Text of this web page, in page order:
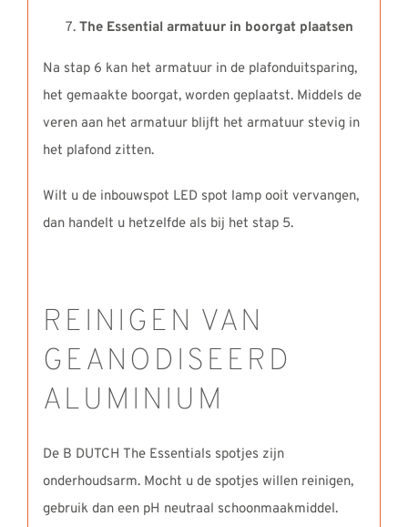
The Essential armatuur in boorgat plaatsen
Na stap 6 kan het armatuur in de plafonduitsparing,
het gemaakte boorgat, worden geplaatst. Middels de
veren aan het armatuur blijft het armatuur stevig in
het plafond zitten.
Wilt u de inbouwspot LED spot lamp ooit vervangen,
dan handelt u hetzelfde als bij het stap 5.
REINIGEN VAN
GEANODISEERD
ALUMINIUM
De B DUTCH The Essentials spotjes zijn
onderhoudsarm. Mocht u de spotjes willen reinigen,
gebruik dan een pH neutraal schoonmaakmiddel.